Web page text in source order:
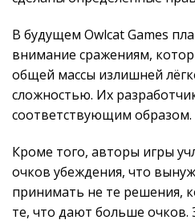
В будущем Owlcat Games
внимание сражениям,
общей массы излишней
сложностью. Их
соответствующим образом.
Кроме того, авторы игры
очков убеждения, что
принимать не те решения,
те, что дают больше очков.